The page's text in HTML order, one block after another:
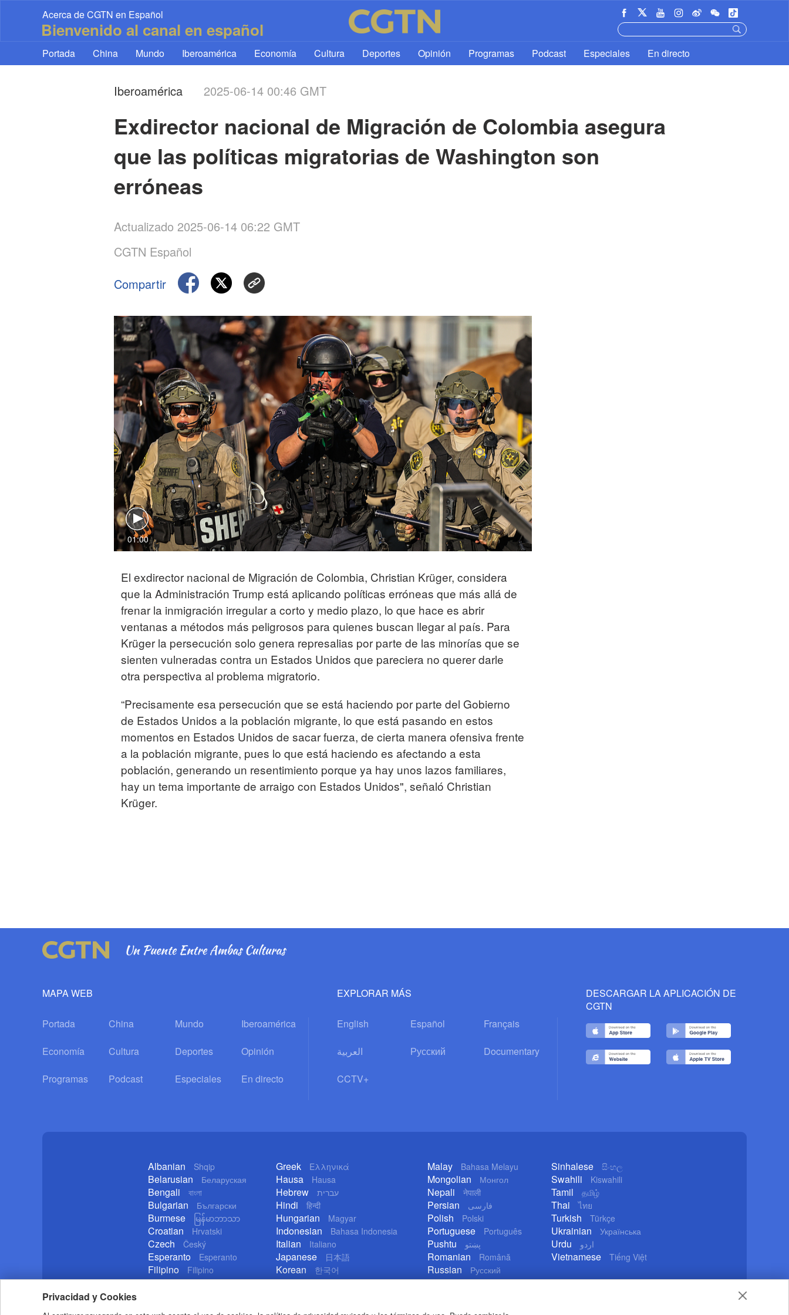
Privacidad y Cookies
Acerca de CGTN en Español
Bienvenido al canal en español
Portada China Mundo Iberoamérica Economía Cultura Deportes Opinión Programas Podcast Especiales En directo
Iberoamérica 2025-06-14 00:46 GMT
Exdirector nacional de Migración de Colombia asegura
que las políticas migratorias de Washington son
erróneas
Actualizado 2025-06-14 06:22 GMT
CGTN Español
Compartir
01:00
El exdirector nacional de Migración de Colombia, Christian Krüger, considera
que la Administración Trump está aplicando políticas erróneas que más allá de
frenar la inmigración irregular a corto y medio plazo, lo que hace es abrir
ventanas a métodos más peligrosos para quienes buscan llegar al país. Para
Krüger la persecución solo genera represalias por parte de las minorías que se
sienten vulneradas contra un Estados Unidos que pareciera no querer darle
otra perspectiva al problema migratorio.
“Precisamente esa persecución que se está haciendo por parte del Gobierno
de Estados Unidos a la población migrante, lo que está pasando en estos
momentos en Estados Unidos de sacar fuerza, de cierta manera ofensiva frente
a la población migrante, pues lo que está haciendo es afectando a esta
población, generando un resentimiento porque ya hay unos lazos familiares,
hay un tema importante de arraigo con Estados Unidos", señaló Christian
Krüger.
MAPA WEB
Portada China Mundo Iberoamérica
Economía Cultura Deportes Opinión
Programas Podcast Especiales En directo
EXPLORAR MÁS
English Español Français
العربية Русский Documentary
CCTV+
DESCARGAR LA APLICACIÓN DE
CGTN
Albanian Shqip
Belarusian Беларуская
Bengali বাংলা
Bulgarian Български
Burmese မြန်မာဘာသာ
Croatian Hrvatski
Czech Český
Esperanto Esperanto
Filipino Filipino
German Deutsch
Greek Ελληνικά
Hausa Hausa
Hebrew עברית
Hindi हिन्दी
Hungarian Magyar
Indonesian Bahasa Indonesia
Italian Italiano
Japanese 日本語
Korean 한국어
Lao ລາວ
Malay Bahasa Melayu
Mongolian Монгол
Nepali नेपाली
Persian فارسی
Polish Polski
Portuguese Português
Pushtu پښتو
Romanian Română
Russian Русский
Serbian Српски
Sinhalese සිංහල
Swahili Kiswahili
Tamil தமிழ்
Thai ไทย
Turkish Türkçe
Ukrainian Українська
Urdu اردو
Vietnamese Tiếng Việt